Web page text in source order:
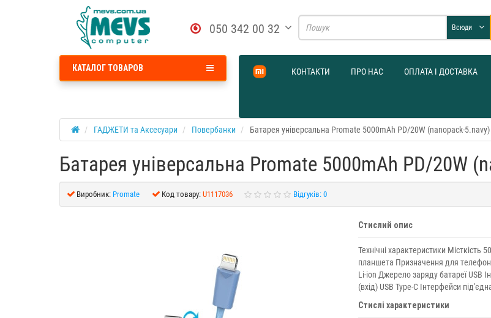
050 342 00 32 Всюди
КОНТАКТИ ПРО НАС ОПЛАТА І ДОСТАВКА
КАТАЛОГ ТОВАРОВ
ГАДЖЕТИ та Аксесуари Повербанки Батарея універсальна Promate 5000mAh PD/20W (nanopack-5.navy)
Батарея універсальна Promate 5000mAh PD/20W
Виробник: Promate Код товару: U1117036 Відгуків: 0
Стислий опис
Технічні характеристики Місткість
планшета Призначення для
Li-ion Джерело заряду батареї USB
(вхід) USB Type-C Інтерфейси
Стислі характеристики